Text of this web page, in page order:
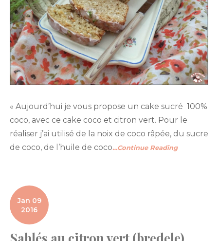
« Aujourd’hui je vous propose un cake sucré 100%
coco, avec ce cake coco et citron vert. Pour le
réaliser j’ai utilisé de la noix de coco râpée, du sucre
de coco, de l’huile de coco…Continue Reading
Jan 09
2016